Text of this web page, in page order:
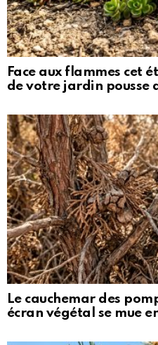
Face aux flammes cet
de votre jardin pousse
Le cauchemar des
écran végétal se mue